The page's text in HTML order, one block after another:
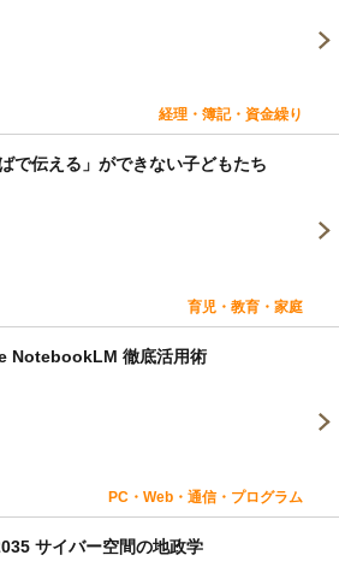
経理・簿記・資金繰り
ばで伝える」ができない子どもたち
育児・教育・家庭
NotebookLM 徹底活用術
PC・Web・通信・プログラム
サイバー空間の地政学